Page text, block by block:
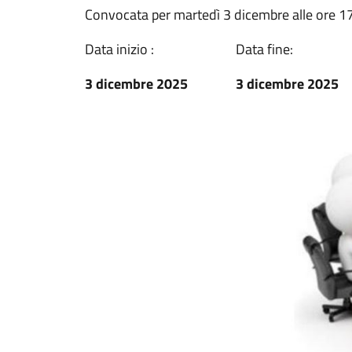
Convocata per martedì 3 dicembre alle ore
Data inizio :
3 dicembre 2025
Data fine:
3 dicembre 2025